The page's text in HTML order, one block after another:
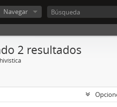
Navegar
2 resultados